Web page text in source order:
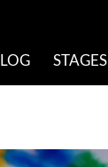
STAGES